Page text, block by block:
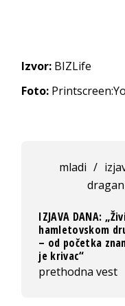
Izvor: BIZLife
Foto:
mladi /
IZJAVA DANA:
hamletovskom
– od početka
je krivac“
prethodna vest